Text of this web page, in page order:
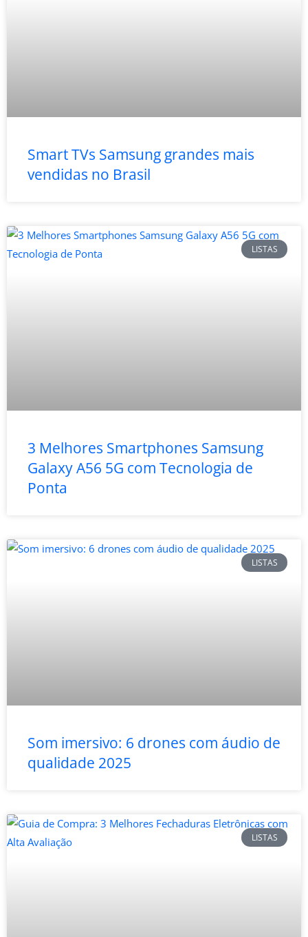
Smart TVs Samsung grandes mais
vendidas no Brasil
LISTAS
3 Melhores Smartphones Samsung
Galaxy A56 5G com Tecnologia de
Ponta
LISTAS
Som imersivo: 6 drones com áudio de
qualidade 2025
LISTAS